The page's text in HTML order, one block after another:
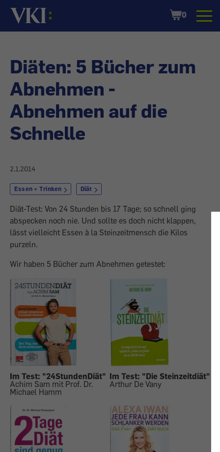
Startseite
Shopping
Cart
0
Diäten: 5 Bücher zum
Abnehmen -
Abnehmen auf die
Schnelle
2.1.2014
Essen + Trinken Diät
Diät-Test: Von 24 Stunden bis 17 Tage; so schnell ging
abspecken noch nie. Und sollte es doch nicht klappen,
lässt vielleicht Essen à la Steinzeitmensch die Kilos
purzeln.
Wir haben 5 Bücher zum Abnehmen getestet:
Im Test: "24StundenDiät"
Achim Sam mit Prof. Dr.
Michael Hamm
Im Test: "Die Steinzeitdiät"
Arthur De Vany